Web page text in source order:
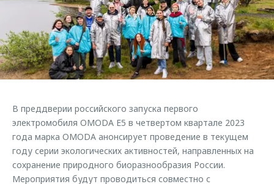
Страхование
Кредитный калькулятор
Аксессуары
Одежда и сувениры
Запчасти
Трейд-ин
Калькулятор трейд-ин
Клиентская поддержка
O&J Автоклуб
Клуб владельцев OMODA
Приложение O&J
Одежда и сувениры
Оригинальные аксессуары
Запчасти
Обратная связь
В преддверии российского запуска первого
электромобиля OMODA E5 в четвертом квартале 2023
года марка OMODA анонсирует проведение в текущем
году серии экологических активностей, направленных на
сохранение природного биоразнообразия России.
Мероприятия будут проводиться совместно с